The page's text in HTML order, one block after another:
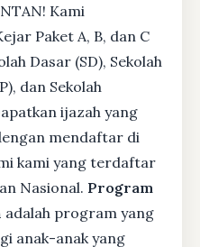
Kami
Paket A, B, dan C
Dasar (SD), Sekolah
dan Sekolah
ijazah yang
mendaftar di
kami yang terdaftar
Nasional. Program
adalah program yang
anak-anak yang